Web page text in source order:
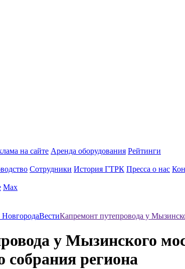
на сайте Аренда оборудования Рейтинги
Сотрудники История ГТРК Пресса о нас
Max
ВестиКапремонт путепровода у
у Мызинского
собрания региона